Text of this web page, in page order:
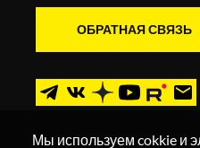
ОБРАТНАЯ СВЯЗЬ
Мы используем cokkie и